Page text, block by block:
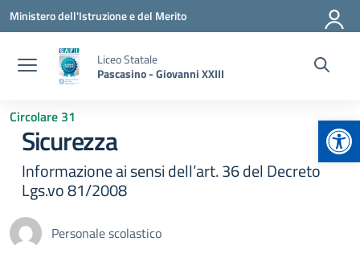
Vai ai contenuti
Vai al menu di navigazione
Vai al footer
Ministero dell'Istruzione e del Merito
Liceo Statale
Pascasino - Giovanni XXIII
Circolare 31
Sicurezza
Informazione ai sensi dell’art. 36 del Decreto
Lgs.vo 81/2008
Personale scolastico